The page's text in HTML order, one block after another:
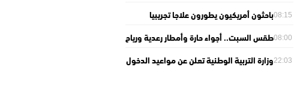
08:15باحثون أمريكيون يطورون علاجا تجريبيا
08:00طقس السبت.. أجواء حارة وأمطار رعدية ورياح
22:03وزارة التربية الوطنية تعلن عن مواعيد الدخول